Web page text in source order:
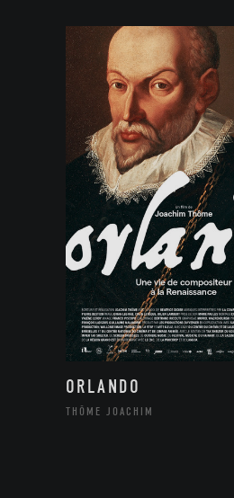
ORLANDO
THÔME JOACHIM